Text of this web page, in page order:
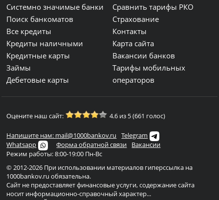
Системно значимые банки
Поиск банкоматов
Все кредиты
Кредиты наличными
Кредитные карты
Займы
Дебетовые карты
Сравнить тарифы РКО
Страхование
Контакты
Карта сайта
Вакансии банков
Тарифы мобильных
операторов
Оцените наш сайт: 4.6 из 5 (661 голос)
Напишите нам: mail@1000bankov.ru
Telegram
Whatsapp
Форма обратной связи
Вакансии
Режим работы: 8:00-19:00 Пн-Вс
© 2012-2026 При использовании материалов гиперссылка на
1000bankov.ru обязательна.
Сайт не предоставляет финансовые услуги, содержание сайта
носит информационно-справочный характер...